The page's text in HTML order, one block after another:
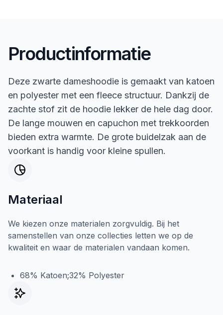
Productinformatie
Deze zwarte dameshoodie is gemaakt van katoen
en polyester met een fleece structuur. Dankzij de
zachte stof zit de hoodie lekker de hele dag door.
De lange mouwen en capuchon met trekkoorden
bieden extra warmte. De grote buidelzak aan de
voorkant is handig voor kleine spullen.
Materiaal
We kiezen onze materialen zorgvuldig. Bij het
samenstellen van onze collecties letten we op de
kwaliteit en waar de materialen vandaan komen.
68% Katoen;32% Polyester